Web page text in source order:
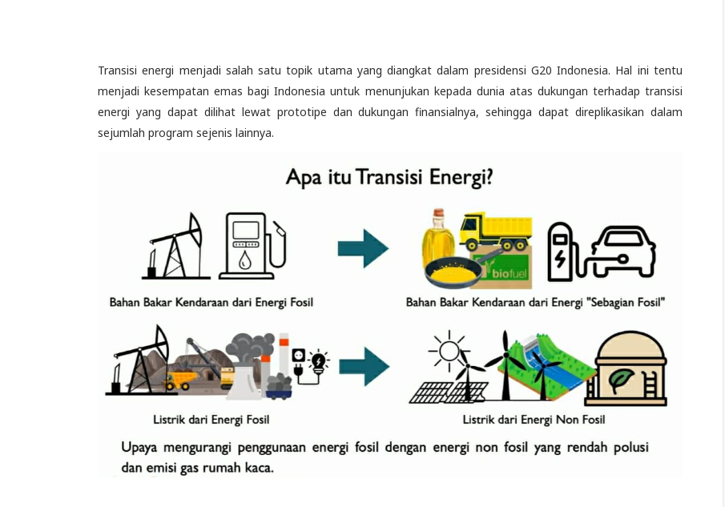
Transisi energi menjadi salah satu topik utama yang diangkat dalam presidensi G20 Indonesia. Hal ini tentu
menjadi kesempatan emas bagi Indonesia untuk menunjukan kepada dunia atas dukungan terhadap transisi
energi yang dapat dilihat lewat prototipe dan dukungan finansialnya, sehingga dapat direplikasikan dalam
sejumlah program sejenis lainnya.